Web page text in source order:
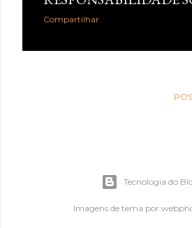
Compartilhar
Tecnologia do
Imagens de tema por